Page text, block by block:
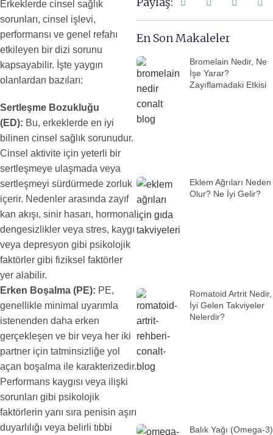
Erkeklerde cinsel sağlık
sorunları, cinsel işlevi,
performansı ve genel refahı
etkileyen bir dizi sorunu
kapsayabilir. İşte yaygın
olanlardan bazıları:
Sertleşme Bozukluğu
(ED): Bu, erkeklerde en iyi
bilinen cinsel sağlık sorunudur.
Cinsel aktivite için yeterli bir
sertleşmeye ulaşmada veya
sertleşmeyi sürdürmede zorluk
içerir. Nedenler arasında zayıf
kan akışı, sinir hasarı, hormonal
dengesizlikler veya stres, kaygı
veya depresyon gibi psikolojik
faktörler gibi fiziksel faktörler
yer alabilir.
Erken Boşalma (PE): PE,
genellikle minimal uyarımla
istenenden daha erken
gerçekleşen ve bir veya her iki
partner için tatminsizliğe yol
açan boşalma ile karakterizedir.
Performans kaygısı veya ilişki
sorunları gibi psikolojik
faktörlerin yanı sıra penisin aşırı
duyarlılığı veya belirli tıbbi
En Son Makaleler
Bromelain Nedir, Ne
İşe Yarar?
Zayıflamadaki Etkisi
Eklem Ağrıları Neden
Olur? Ne İyi Gelir?
Romatoid Artrit Nedir,
İyi Gelen Takviyeler
Nelerdir?
Balık Yağı (Omega-3)